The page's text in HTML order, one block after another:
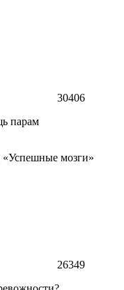
30406
«Успешные мозги»
26349